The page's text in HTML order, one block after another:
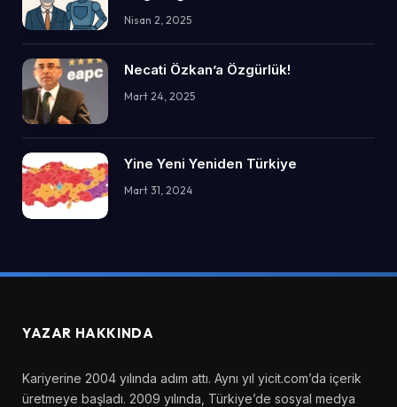
Nisan 2, 2025
Necati Özkan’a Özgürlük!
Mart 24, 2025
Yine Yeni Yeniden Türkiye
Mart 31, 2024
YAZAR HAKKINDA
Kariyerine 2004 yılında adım attı. Aynı yıl yicit.com’da içerik
üretmeye başladı. 2009 yılında, Türkiye’de sosyal medya